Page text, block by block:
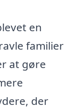
en
familier
at gøre
der